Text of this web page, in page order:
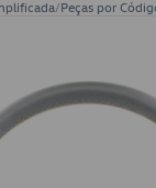
/Peças por